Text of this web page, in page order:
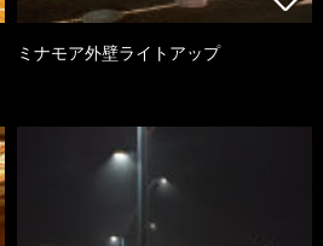
ミナモア外壁ライトアップ